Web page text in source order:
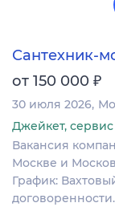
Сантехник-
от 150 000 ₽
30 июля 2026
Джейкет,
Вакансия
Москве и
График: